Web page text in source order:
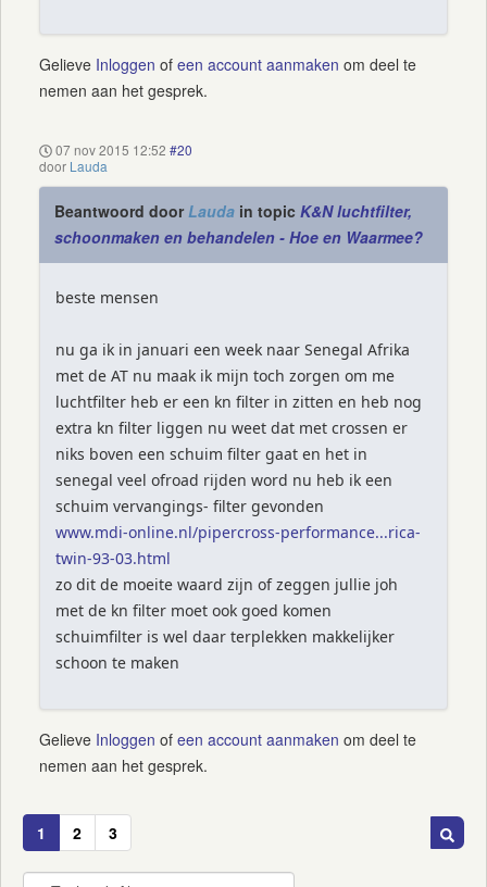
Gelieve Inloggen of een account aanmaken om deel te
nemen aan het gesprek.
07 nov 2015 12:52 #20
door Lauda
Beantwoord doorLauda in topic K&N luchtfilter,
schoonmaken en behandelen - Hoe en Waarmee?
beste mensen
nu ga ik in januari een week naar Senegal Afrika
met de AT nu maak ik mijn toch zorgen om me
luchtfilter heb er een kn filter in zitten en heb nog
extra kn filter liggen nu weet dat met crossen er
niks boven een schuim filter gaat en het in
senegal veel ofroad rijden word nu heb ik een
schuim vervangings- filter gevonden
www.mdi-online.nl/pipercross-performance...rica-
twin-93-03.html
zo dit de moeite waard zijn of zeggen jullie joh
met de kn filter moet ook goed komen
schuimfilter is wel daar terplekken makkelijker
schoon te maken
Gelieve Inloggen of een account aanmaken om deel te
nemen aan het gesprek.
1 2 3